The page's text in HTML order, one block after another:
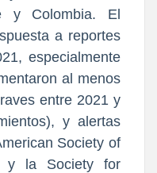
y Colombia. El
a reportes
especialmente
al menos
entre 2021 y
y alertas
Society of
y la Society for